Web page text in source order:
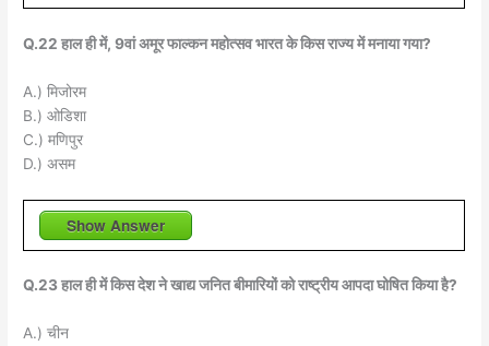
Q.22 हाल ही में, 9वां अमूर फाल्कन महोत्सव भारत के किस राज्य में मनाया गया?
A.) मिजोरम
B.) ओडिशा
C.) मणिपुर
D.) असम
Show Answer
Q.23 हाल ही में किस देश ने खाद्य जनित बीमारियों को राष्ट्रीय आपदा घोषित किया है?
A.) चीन